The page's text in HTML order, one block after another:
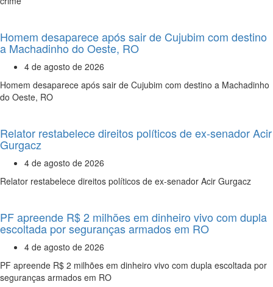
Homem desaparece após sair de Cujubim com destino
a Machadinho do Oeste, RO
4 de agosto de 2026
Homem desaparece após sair de Cujubim com destino a Machadinho
do Oeste, RO
Relator restabelece direitos políticos de ex-senador Acir
Gurgacz
4 de agosto de 2026
Relator restabelece direitos políticos de ex-senador Acir Gurgacz
PF apreende R$ 2 milhões em dinheiro vivo com dupla
escoltada por seguranças armados em RO
4 de agosto de 2026
PF apreende R$ 2 milhões em dinheiro vivo com dupla escoltada por
seguranças armados em RO